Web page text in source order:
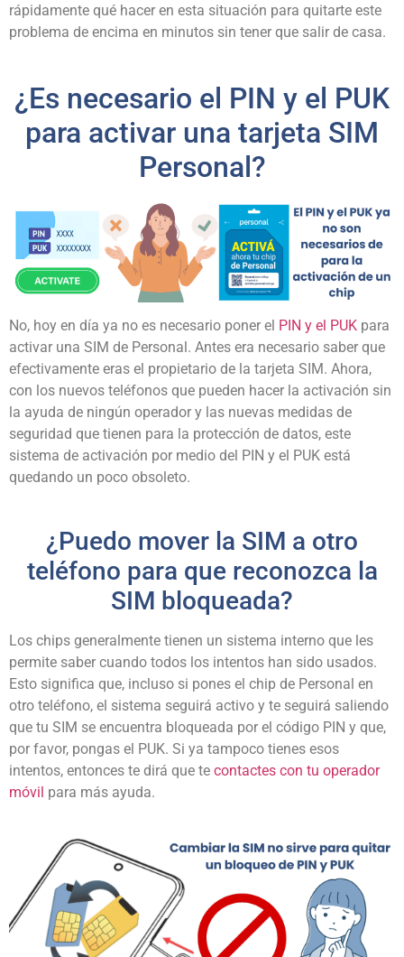
rápidamente qué hacer en esta situación para quitarte este
problema de encima en minutos sin tener que salir de casa.
¿Es necesario el PIN y el PUK
para activar una tarjeta SIM
Personal?
No, hoy en día ya no es necesario poner el PIN y el PUK para
activar una SIM de Personal. Antes era necesario saber que
efectivamente eras el propietario de la tarjeta SIM. Ahora,
con los nuevos teléfonos que pueden hacer la activación sin
la ayuda de ningún operador y las nuevas medidas de
seguridad que tienen para la protección de datos, este
sistema de activación por medio del PIN y el PUK está
quedando un poco obsoleto.
¿Puedo mover la SIM a otro
teléfono para que reconozca la
SIM bloqueada?
Los chips generalmente tienen un sistema interno que les
permite saber cuando todos los intentos han sido usados.
Esto significa que, incluso si pones el chip de Personal en
otro teléfono, el sistema seguirá activo y te seguirá saliendo
que tu SIM se encuentra bloqueada por el código PIN y que,
por favor, pongas el PUK. Si ya tampoco tienes esos
intentos, entonces te dirá que te contactes con tu operador
móvil para más ayuda.